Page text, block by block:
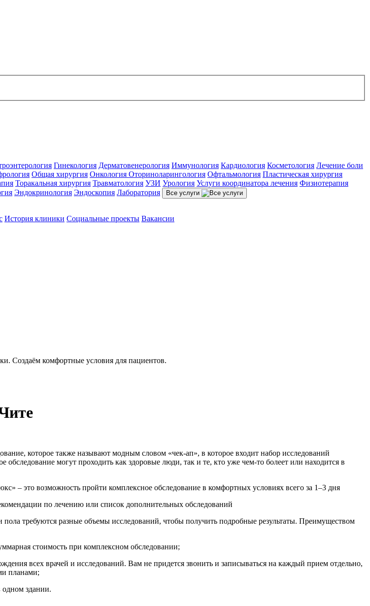
Гинекология Дерматовенерология Иммунология Кардиология Косметология Лечение боли
Общая хирургия Онкология Оториноларингология Офтальмология Пластическая хирургия
Торакальная хирургия Травматология УЗИ Урология Услуги координатора лечения Физиотерапия
Эндокринология Эндоскопия Лаборатория Все услуги
История клиники Социальные проекты Вакансии
Создаём комфортные условия для пациентов.
которое также называют модным словом «чек-ап», в которое входит набор исследований
могут проходить как здоровые люди, так и те, кто уже чем-то болеет или находится в
– это возможность пройти комплексное обследование в комфортных условиях всего за 1–3 дня
по лечению или список дополнительных обследований
пола требуются разные объемы исследований, чтобы получить подробные результаты. Преимуществом
стоимость при комплексном обследовании;
всех врачей и исследований. Вам не придется звонить и записываться на каждый прием отдельно,
планами;
одном здании.